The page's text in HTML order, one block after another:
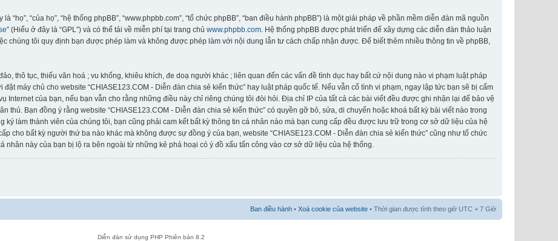
“của họ”, “hệ thống phpBB”, “www.phpbb.com”, “tổ chức phpBB”, “ban điều hành phpBB”) là một giải pháp về phần mềm diễn đàn mã nguồn
” (Hiểu ở đây là “GPL”) và có thể tải về miễn phí tại trang chủ www.phpbb.com . Hệ thống phpBB được phát triển để xây dựng các diễn đàn thảo luận
chúng tôi quy định bạn được phép làm và không được phép làm với nội dung lẫn tư cách chấp nhận được. Để biết thêm nhiều thông tin về phpBB,
thô tục, thiếu văn hoá ; vu khống, khiêu khích, đe doạ người khác ; liên quan đến các vấn đề tình dục hay bất cứ nội dung nào vi phạm luật pháp
máy chủ cho website “CHIASE123.COM - Diễn đàn chia sẻ kiến thức” hay luật pháp quốc tế. Nếu vẫn cố tình vi phạm, ngay lập tức bạn sẽ bị cấm
Internet của bạn, nếu bạn vẫn cho rằng những điều này chỉ riêng chúng tôi đòi hỏi. Địa chỉ IP của tất cả các bài viết đều được ghi nhận lại để bảo vệ
thủ. Bạn đồng ý rằng website “CHIASE123.COM - Diễn đàn chia sẻ kiến thức” có quyền gỡ bỏ, sửa, di chuyển hoặc khoá bất kỳ bài viết nào trong
ký làm thành viên của chúng tôi, bạn cũng phải cam kết bất kỳ thông tin cá nhân nào mà bạn cung cấp đều được lưu trữ trong cơ sở dữ liệu của hệ
cho bất kỳ người thứ ba nào khác mà không được sự đồng ý của bạn, website “CHIASE123.COM - Diễn đàn chia sẻ kiến thức” cũng như tổ chức
nhân này của bạn bị lộ ra bên ngoài từ những kẻ phá hoại có ý đồ xấu tấn công vào cơ sở dữ liệu của hệ thống.
Ban điều hành • Xoá cookie của website • Thời gian được tính theo giờ UTC + 7 Giờ
Diễn đàn sử dụng PHP Phiên bản 8.2